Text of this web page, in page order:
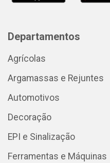
Departamentos
Agrícolas
Argamassas e Rejuntes
Automotivos
Decoração
EPI e Sinalização
Ferramentas e Máquinas